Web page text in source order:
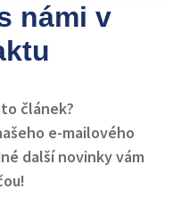
námi v
článek?
e-mailového
další novinky vám